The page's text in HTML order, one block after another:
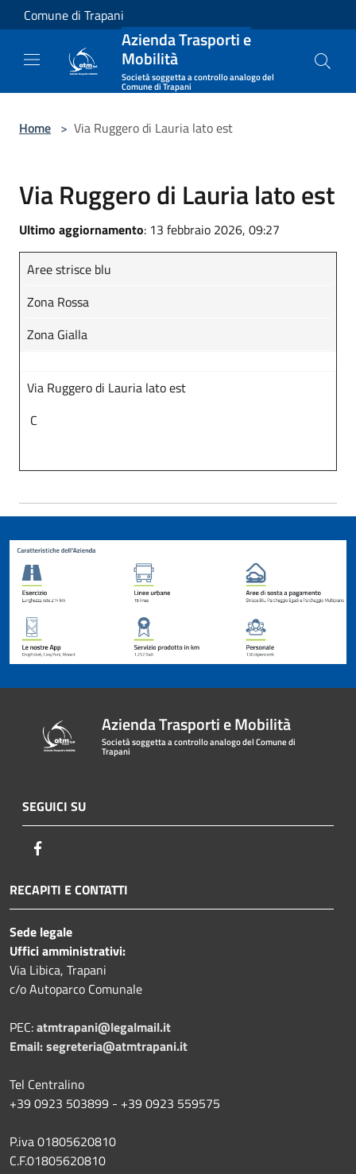
Salta al contenuto principale
Comune di Trapani
Azienda Trasporti e
Mobilità
Società soggetta a controllo analogo del
Comune di Trapani
Home > Via Ruggero di Lauria lato est
Via Ruggero di Lauria lato est
Ultimo aggiornamento: 13 febbraio 2026, 09:27
Aree strisce blu
Zona Rossa
Zona Gialla
Via Ruggero di Lauria lato est
C
Azienda Trasporti e Mobilità
Società soggetta a controllo analogo del Comune di
Trapani
SEGUICI SU
RECAPITI E CONTATTI
Sede legale
Uffici amministrativi:
Via Libica, Trapani
c/o Autoparco Comunale
PEC:atmtrapani@legalmail.it
Email:segreteria@atmtrapani.it
Tel Centralino
+39 0923 503899 - +39 0923 559575
P.iva 01805620810
C.F.01805620810